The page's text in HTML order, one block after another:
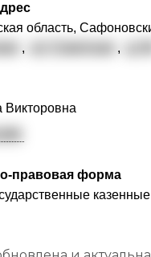
область,
, ,
Викторовна
правовая форма
казенные